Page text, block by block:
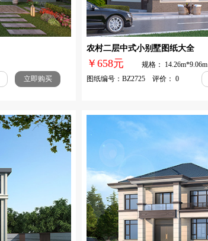
立即购买
农村二层中式小别墅图纸大全
￥658元
规格： 14.26m*9.06m
图纸编号：BZ2725 评价： 0